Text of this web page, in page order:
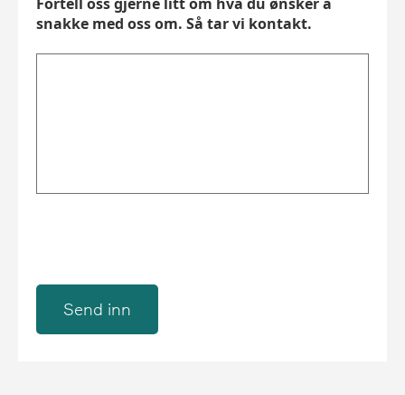
Fortell oss gjerne litt om hva du ønsker å
snakke med oss om. Så tar vi kontakt.
Send inn